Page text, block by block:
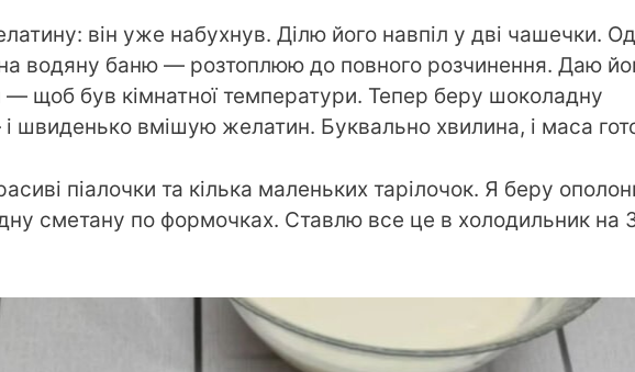
він уже набухнув. Ділю його навпіл у дві чашечки.
водяну баню — розтоплюю до повного розчинення. Даю
щоб був кімнатної температури. Тепер беру шоколадну
швиденько вмішую желатин. Буквально хвилина, і маса
піалочки та кілька маленьких тарілочок. Я беру
сметану по формочках. Ставлю все це в холодильник на